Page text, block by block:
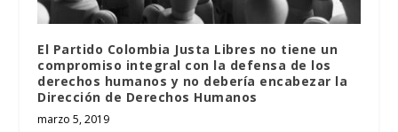
El Partido Colombia Justa Libres no tiene un
compromiso integral con la defensa de los
derechos humanos y no debería encabezar la
Dirección de Derechos Humanos
marzo 5, 2019